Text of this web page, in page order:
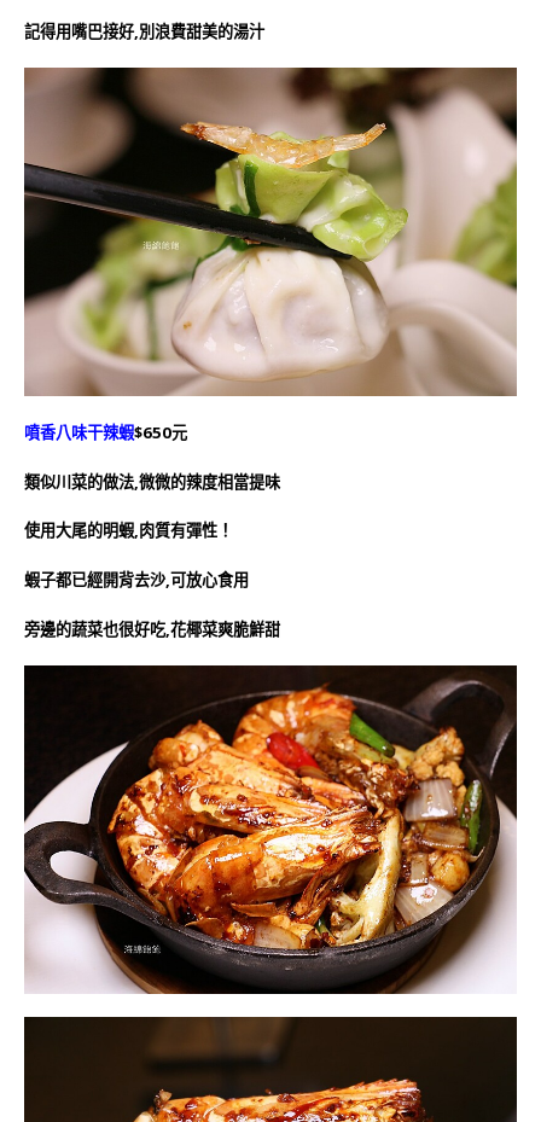
記得用嘴巴接好,別浪費甜美的湯汁
噴香八味干辣蝦$650元
類似川菜的做法,微微的辣度相當提味
使用大尾的明蝦,肉質有彈性！
蝦子都已經開背去沙,可放心食用
旁邊的蔬菜也很好吃,花椰菜爽脆鮮甜